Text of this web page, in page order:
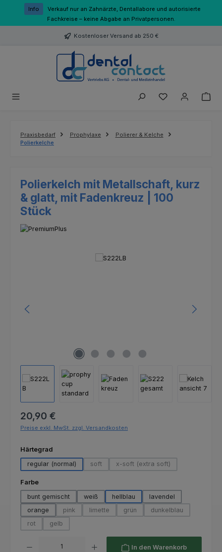
Zum Hauptinhalt springen
Info
Verkauf nur an Zahnärzte, Dentallabore und autorisierte
Fachkreise – keine Abgabe an Privatpersonen.
Kostenloser Versand ab 250 €
Du hast 0
Praxisbedarf Prophylaxe
Polierer & Kelche
Polierkelche
Polierkelch mit Metallschaft, kurz
& glatt, mit Fadenkreuz | 100
Stück
Regulärer Preis:
20,90 €
Preise exkl. MwSt. zzgl. Versandkosten
Härtegrad
regular (normal)
soft
(Diese Option ist zurzeit nicht verfügbar.)
x-soft (extra soft)
(Diese Option ist zurzeit
Farbeauswählen
bunt gemischt
weiß hellblau
lavendel
orange
pink
(Diese Option ist zurzeit nicht verfügbar.)
limette
(Diese Option ist zurzeit nicht verfügbar.)
grün
(Diese Option ist zurzeit nicht
dunkelblau
(Diese Option ist
rot
(Diese Option ist zurzeit nicht verfügbar.)
gelb
(Diese Option ist zurzeit nicht verfügbar.)
In den Warenkorb